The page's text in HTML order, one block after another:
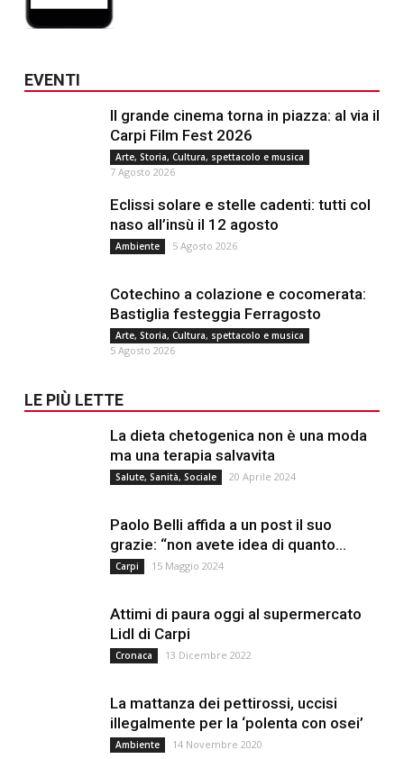
EVENTI
Il grande cinema torna in piazza: al via il
Carpi Film Fest 2026
Arte, Storia, Cultura, spettacolo e musica
7 Agosto 2026
Eclissi solare e stelle cadenti: tutti col
naso all’insù il 12 agosto
Ambiente 5 Agosto 2026
Cotechino a colazione e cocomerata:
Bastiglia festeggia Ferragosto
Arte, Storia, Cultura, spettacolo e musica
5 Agosto 2026
LE PIÙ LETTE
La dieta chetogenica non è una moda
ma una terapia salvavita
Salute, Sanità, Sociale 20 Aprile 2024
Paolo Belli affida a un post il suo
grazie: “non avete idea di quanto...
Carpi 15 Maggio 2024
Attimi di paura oggi al supermercato
Lidl di Carpi
Cronaca 13 Dicembre 2022
La mattanza dei pettirossi, uccisi
illegalmente per la ‘polenta con osei’
Ambiente 14 Novembre 2020